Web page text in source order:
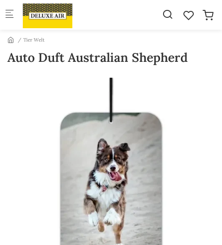
Skip to main content
Tier Welt
Auto Duft Australian Shepherd